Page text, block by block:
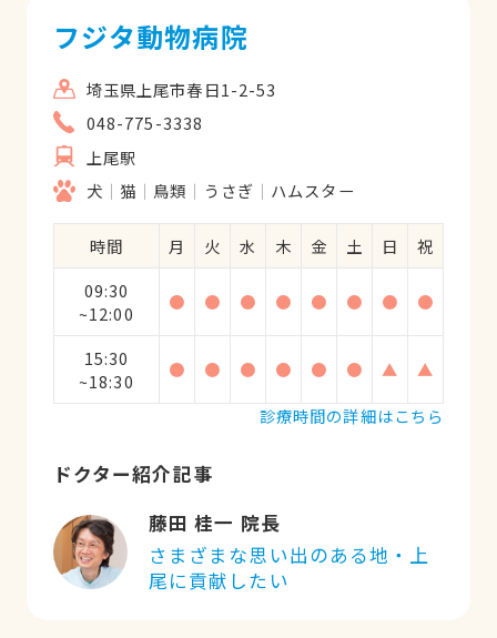
フジタ動物病院
埼玉県上尾市春日1-2-53
048-775-3338
上尾駅
犬
猫 鳥類 うさぎ ハムスター
時間 月 火 水 木 金 土 日
祝
09:30
~12:00
● ● ● ● ● ● ● ●
15:30
~18:30
● ● ● ● ● ● ▲
▲
診療時間の詳細はこちら
ドクター紹介記事
藤田 桂一 院長
さまざまな思い出のある地・上
尾に貢献したい